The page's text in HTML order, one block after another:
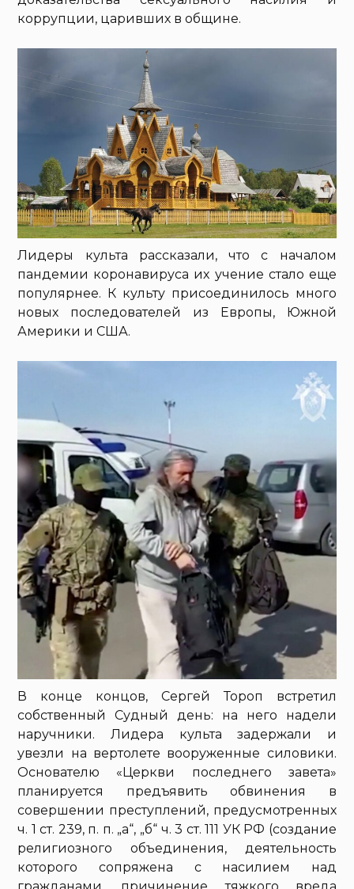
коррупции, царивших в общине.
Лидеры культа рассказали, что с началом
пандемии коронавируса их учение стало еще
популярнее. К культу присоединилось много
новых последователей из Европы, Южной
Америки и США.
В конце концов, Сергей Тороп встретил
собственный Судный день: на него надели
наручники. Лидера культа задержали и
увезли на вертолете вооруженные силовики.
Основателю «Церкви последнего завета»
планируется предъявить обвинения в
совершении преступлений, предусмотренных
ч. 1 ст. 239, п. п. „а“, „б“ ч. 3 ст. 111 УК РФ (создание
религиозного объединения, деятельность
которого сопряжена с насилием над